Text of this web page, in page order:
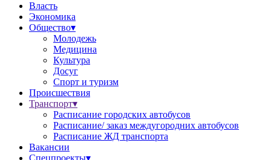
Власть
Экономика
Общество▾
Молодежь
Медицина
Культура
Досуг
Спорт и туризм
Происшествия
Транспорт▾
Расписание городских автобусов
Расписание/ заказ междугородних автобусов
Расписание ЖД транспорта
Вакансии
Спецпроекты▾